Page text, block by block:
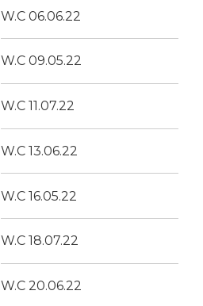
W.C 06.06.22
W.C 09.05.22
W.C 11.07.22
W.C 13.06.22
W.C 16.05.22
W.C 18.07.22
W.C 20.06.22